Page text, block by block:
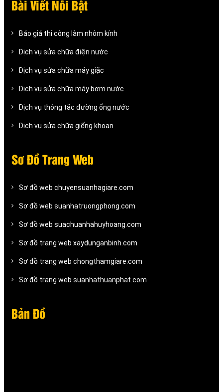
Bài Viết Nỗi Bật
Báo giá thi công làm nhôm kính
Dịch vụ sửa chữa điện nước
Dịch vụ sửa chữa máy giặc
Dịch vụ sửa chữa máy bơm nước
Dịch vụ thông tắc đường ống nước
Dịch vụ sửa chữa giếng khoan
Sơ Đồ Trang Web
Sơ đồ web chuyensuanhagiare.com
Sơ đồ web suanhatruongphong.com
Sơ đồ web suachuanhahuyhoang.com
Sơ đồ trang web xaydunganbinh.com
Sơ đồ trang web chongthamgiare.com
Sơ đồ trang web suanhathuanphat.com
Bản Đồ